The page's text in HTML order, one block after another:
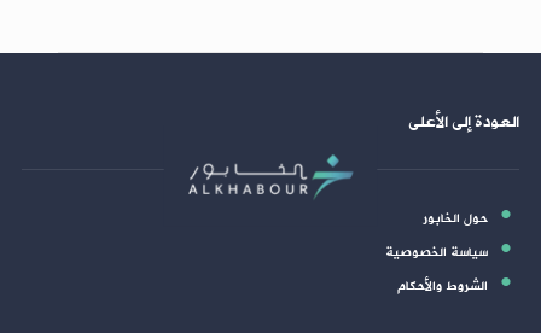
العودة إلى الأعلى
حول الخابور
سياسة الخصوصية
الشروط والأحكام